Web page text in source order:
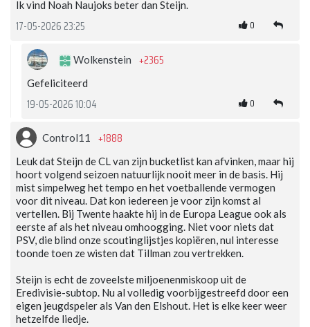
Ik vind Noah Naujoks beter dan Steijn.
17-05-2026 23:25 0
Wolkenstein +2365
Gefeliciteerd
19-05-2026 10:04 0
Control11 +1888
Leuk dat Steijn de CL van zijn bucketlist kan afvinken, maar hij
hoort volgend seizoen natuurlijk nooit meer in de basis. Hij
mist simpelweg het tempo en het voetballende vermogen
voor dit niveau. Dat kon iedereen je voor zijn komst al
vertellen. Bij Twente haakte hij in de Europa League ook als
eerste af als het niveau omhoogging. Niet voor niets dat
PSV, die blind onze scoutinglijstjes kopiëren, nul interesse
toonde toen ze wisten dat Tillman zou vertrekken.
Steijn is echt de zoveelste miljoenenmiskoop uit de
Eredivisie-subtop. Nu al volledig voorbijgestreefd door een
eigen jeugdspeler als Van den Elshout. Het is elke keer weer
hetzelfde liedje.